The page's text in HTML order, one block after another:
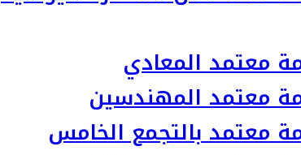
معتمد المعادي
معتمد المهندسين
معتمد بالتجمع الخامس